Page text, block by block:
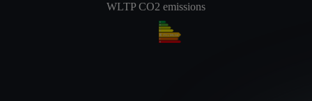
WLTP CO2 emissions